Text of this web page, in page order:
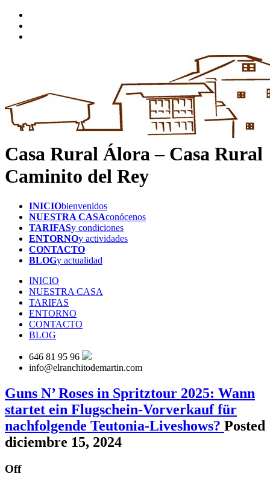
Casa Rural Álora – Casa Rural
Caminito del Rey
INICIObienvenidos
NUESTRA CASAconócenos
TARIFASy condiciones
ENTORNOy actividades
CONTACTO
BLOGy actualidad
INICIO
NUESTRA CASA
TARIFAS
ENTORNO
CONTACTO
BLOG
646 81 95 96
info@elranchitodemartin.com
Guns N’ Roses in Spritztour 2025: Wann
startet ein Flugschein-Vorverkauf für
nachfolgende Teutonia-Liveshows? Posted
diciembre 15, 2024
Off